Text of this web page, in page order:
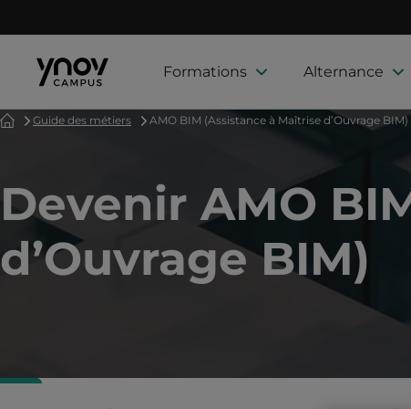
Formations Alternance
AccueilGuide des métiers AMO BIM (Assistance à Maîtrise d’Ouvrage BIM)
Devenir AMO
d’Ouvrage BIM)